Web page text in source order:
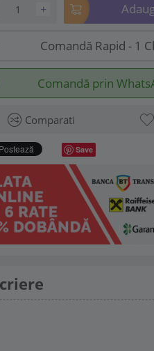
+
Comandă Rapid - 1
Comandă prin
Comparati
Save